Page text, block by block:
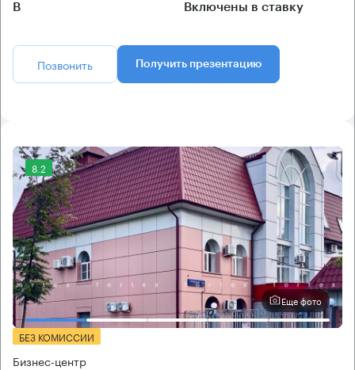
B Включены в ставку
Позвонить Получить презентацию
8.2
Еще фото
БЕЗ КОМИССИИ
Бизнес-центр